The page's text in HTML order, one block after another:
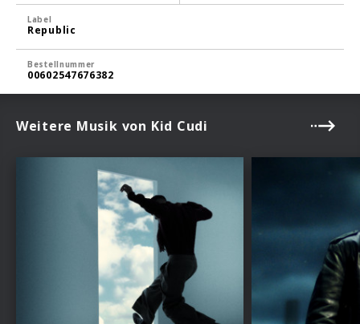
Label
Republic
Bestellnummer
00602547676382
Weitere Musik von Kid Cudi